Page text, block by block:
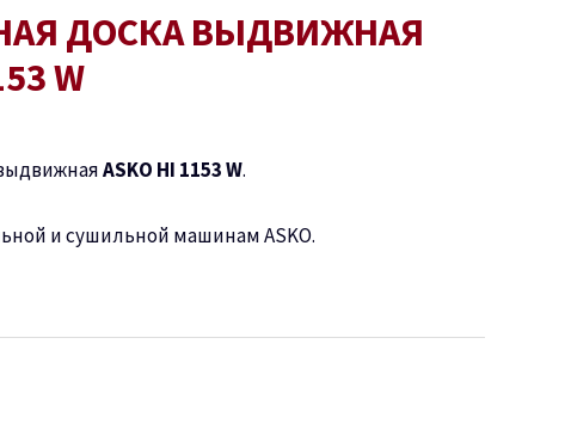
ДОСКА ВЫДВИЖНАЯ
W
ASKO HI 1153 W.
и сушильной машинам ASKO.